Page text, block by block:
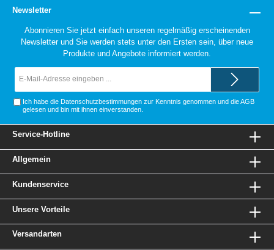
Newsletter
Abonnieren Sie jetzt einfach unseren regelmäßig erscheinenden
Newsletter und Sie werden stets unter den Ersten sein, über neue
Produkte und Angebote informiert werden.
Ich habe die Datenschutzbestimmungen zur Kenntnis genommen und dieAGB
gelesen und bin mit ihnen einverstanden.
Service-Hotline
Allgemein
Kundenservice
Unsere Vorteile
Versandarten